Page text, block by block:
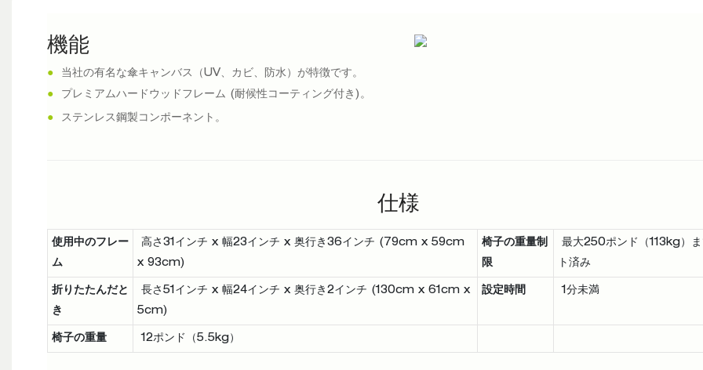
機能
●
当社の有名な傘キャンバス（UV、カビ、防水）が特徴です。
●
プレミアムハードウッドフレーム (耐候性コーティング付き)。
● ステンレス鋼製コンポーネント。
仕様
使用中のフレー
ム
高さ31インチ x 幅23インチ x 奥行き36インチ (79cm x 59cm
x 93cm)
椅子の重量制
限
最大250ポンド（113kg）ま
ト済み
折りたたんだと
き
長さ51インチ x 幅24インチ x 奥行き2インチ (130cm x 61cm x
5cm)
設定時間 1分未満
椅子の重量 12ポンド（5.5kg）